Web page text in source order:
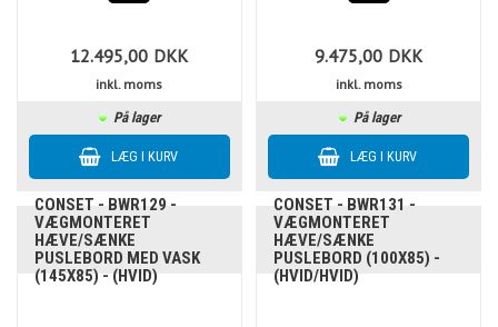
12.495,00 DKK
inkl. moms
På lager
9.475,00 DKK
inkl. moms
På lager
CONSET - BWR129 -
VÆGMONTERET
HÆVE/SÆNKE
PUSLEBORD MED VASK
(145X85) - (HVID)
CONSET - BWR131 -
VÆGMONTERET
HÆVE/SÆNKE
PUSLEBORD (100X85) -
(HVID/HVID)